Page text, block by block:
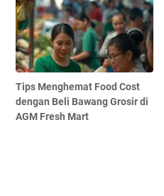
Tips Menghemat Food Cost
dengan Beli Bawang Grosir di
AGM Fresh Mart